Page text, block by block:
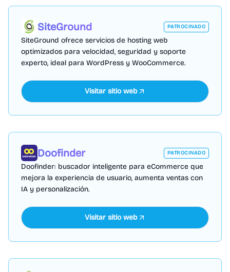
SiteGround PATROCINADO
SiteGround ofrece servicios de hosting web
optimizados para velocidad, seguridad y soporte
experto, ideal para WordPress y WooCommerce.
Visitar sitio web
Doofinder PATROCINADO
Doofinder: buscador inteligente para eCommerce que
mejora la experiencia de usuario, aumenta ventas con
IA y personalización.
Visitar sitio web